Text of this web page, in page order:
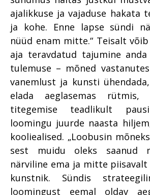
ajalikkuse ja vajaduse hakata
ja kohe. Enne lapse sündi
nüüd enam mitte.“ Teisalt
aja teravdatud tajumine
tulemuse – mõned
vanemlust ja kunsti
elada aeglasemas rütmis,
titegemise teadlikult
loomingu juurde naasta
kooliealised. „Loobusin
sest muidu oleks saanud
närviline ema ja mitte
kunstnik. Sündis
loomingust eemal oldav